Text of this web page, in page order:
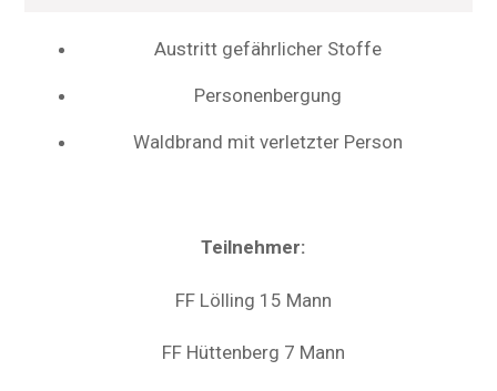
Austritt gefährlicher Stoffe
Personenbergung
Waldbrand mit verletzter Person
Teilnehmer:
FF Lölling 15 Mann
FF Hüttenberg 7 Mann